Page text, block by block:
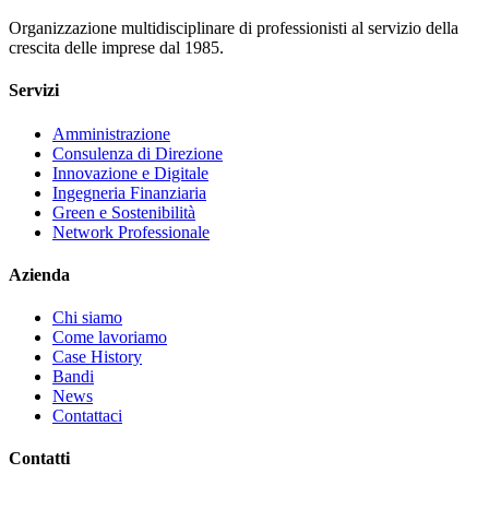
Organizzazione multidisciplinare di professionisti al servizio della
crescita delle imprese dal 1985.
Servizi
Amministrazione
Consulenza di Direzione
Innovazione e Digitale
Ingegneria Finanziaria
Green e Sostenibilità
Network Professionale
Azienda
Chi siamo
Come lavoriamo
Case History
Bandi
News
Contattaci
Contatti